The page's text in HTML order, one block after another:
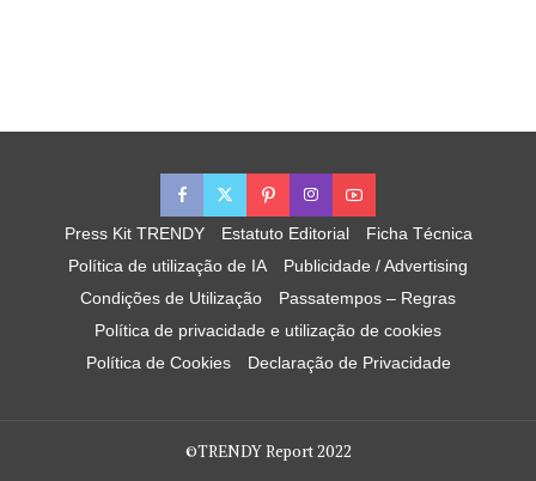
Press Kit TRENDY Estatuto Editorial
Ficha Técnica
Política de utilização de IA
Publicidade / Advertising
Condições de Utilização
Passatempos – Regras
Política de privacidade e utilização de cookies
Política de Cookies
Declaração de Privacidade
©TRENDY Report 2022